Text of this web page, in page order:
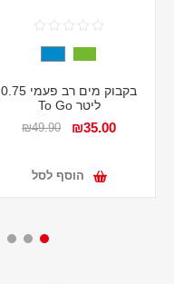
בקבוק מים רב פעמי 0.75
ליטר To Go
₪35.00
₪49.90
הוסף לסל